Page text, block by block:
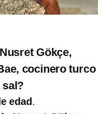
Gökçe,
cocinero turco
sal?
edad.